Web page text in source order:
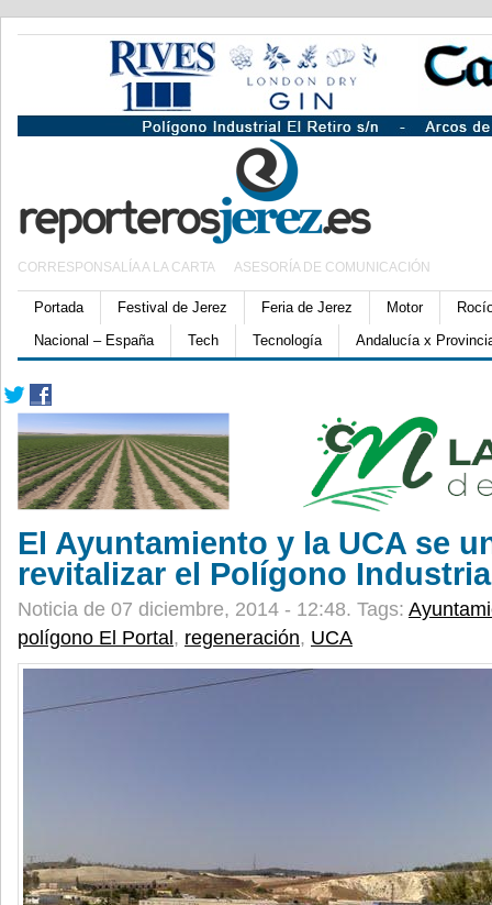
CORRESPONSALÍA A LA CARTA ASESORÍA DE COMUNICACIÓN
Portada Festival de Jerez Feria de Jerez Motor
Nacional – España
Tech Tecnología Andalucía x
El Ayuntamiento y la UCA se
revitalizar el Polígono
Noticia de 07 diciembre, 2014 - 12:48. Tags:
polígono El Portal , regeneración, UCA